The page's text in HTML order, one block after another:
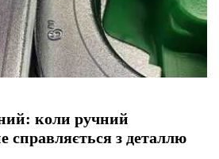
коли ручний
справляється з деталлю